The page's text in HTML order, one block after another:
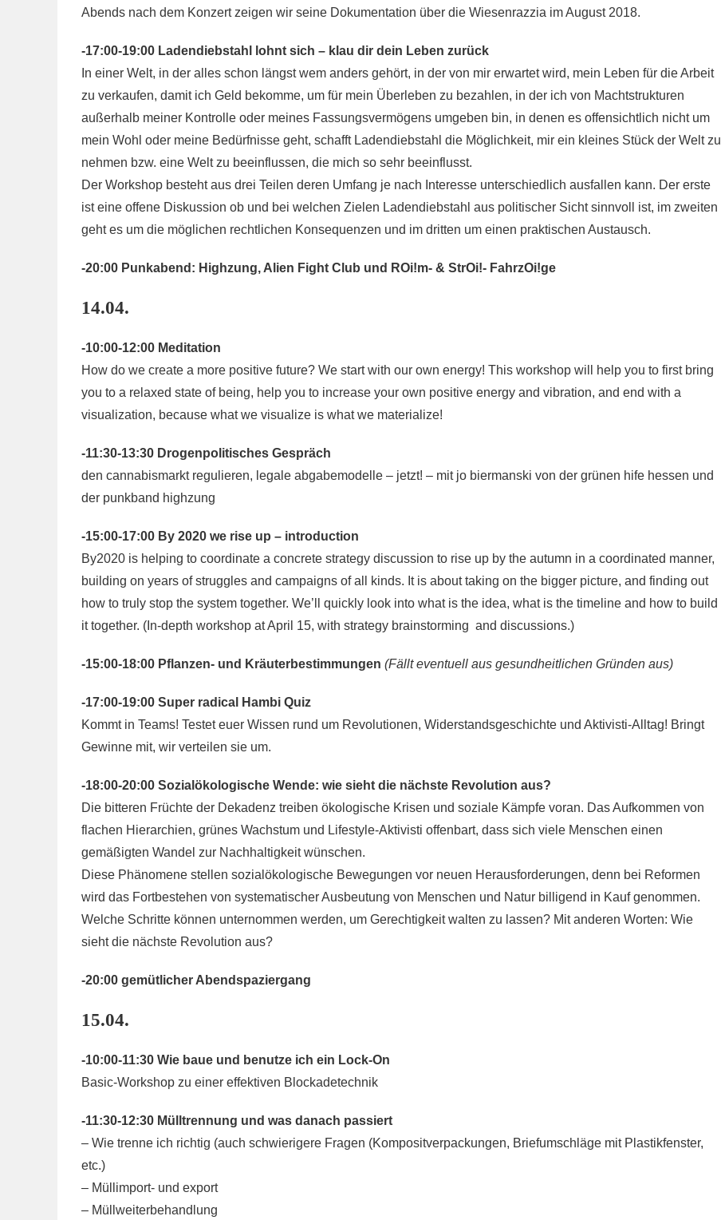
Abends nach dem Konzert zeigen wir seine Dokumentation über die Wiesenrazzia im August 2018.
-17:00-19:00 Ladendiebstahl lohnt sich – klau dir dein Leben zurück
In einer Welt, in der alles schon längst wem anders gehört, in der von mir erwartet wird, mein Leben für die Arbeit
zu verkaufen, damit ich Geld bekomme, um für mein Überleben zu bezahlen, in der ich von Machtstrukturen
außerhalb meiner Kontrolle oder meines Fassungsvermögens umgeben bin, in denen es offensichtlich nicht um
mein Wohl oder meine Bedürfnisse geht, schafft Ladendiebstahl die Möglichkeit, mir ein kleines Stück der Welt zu
nehmen bzw. eine Welt zu beeinflussen, die mich so sehr beeinflusst.
Der Workshop besteht aus drei Teilen deren Umfang je nach Interesse unterschiedlich ausfallen kann. Der erste
ist eine offene Diskussion ob und bei welchen Zielen Ladendiebstahl aus politischer Sicht sinnvoll ist, im zweiten
geht es um die möglichen rechtlichen Konsequenzen und im dritten um einen praktischen Austausch.
-20:00 Punkabend: Highzung, Alien Fight Club und ROi!m- & StrOi!- FahrzOi!ge
14.04.
-10:00-12:00 Meditation
How do we create a more positive future? We start with our own energy! This workshop will help you to first bring
you to a relaxed state of being, help you to increase your own positive energy and vibration, and end with a
visualization, because what we visualize is what we materialize!
-11:30-13:30 Drogenpolitisches Gespräch
den cannabismarkt regulieren, legale abgabemodelle – jetzt! – mit jo biermanski von der grünen hife hessen und
der punkband highzung
-15:00-17:00 By 2020 we rise up – introduction
By2020 is helping to coordinate a concrete strategy discussion to rise up by the autumn in a coordinated manner,
building on years of struggles and campaigns of all kinds. It is about taking on the bigger picture, and finding out
how to truly stop the system together. We’ll quickly look into what is the idea, what is the timeline and how to build
it together. (In-depth workshop at April 15, with strategy brainstorming and discussions.)
-15:00-18:00 Pflanzen- und Kräuterbestimmungen (Fällt eventuell aus gesundheitlichen Gründen aus)
-17:00-19:00 Super radical Hambi Quiz
Kommt in Teams! Testet euer Wissen rund um Revolutionen, Widerstandsgeschichte und Aktivisti-Alltag! Bringt
Gewinne mit, wir verteilen sie um.
-18:00-20:00 Sozialökologische Wende: wie sieht die nächste Revolution aus?
Die bitteren Früchte der Dekadenz treiben ökologische Krisen und soziale Kämpfe voran. Das Aufkommen von
flachen Hierarchien, grünes Wachstum und Lifestyle-Aktivisti offenbart, dass sich viele Menschen einen
gemäßigten Wandel zur Nachhaltigkeit wünschen.
Diese Phänomene stellen sozialökologische Bewegungen vor neuen Herausforderungen, denn bei Reformen
wird das Fortbestehen von systematischer Ausbeutung von Menschen und Natur billigend in Kauf genommen.
Welche Schritte können unternommen werden, um Gerechtigkeit walten zu lassen? Mit anderen Worten: Wie
sieht die nächste Revolution aus?
-20:00 gemütlicher Abendspaziergang
15.04.
-10:00-11:30 Wie baue und benutze ich ein Lock-On
Basic-Workshop zu einer effektiven Blockadetechnik
-11:30-12:30 Mülltrennung und was danach passiert
– Wie trenne ich richtig (auch schwierigere Fragen (Kompositverpackungen, Briefumschläge mit Plastikfenster,
etc.)
– Müllimport- und export
– Müllweiterbehandlung